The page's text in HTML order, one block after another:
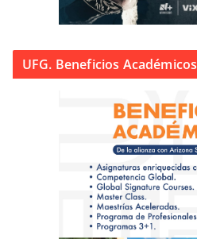
UFG. Beneficios Académicos